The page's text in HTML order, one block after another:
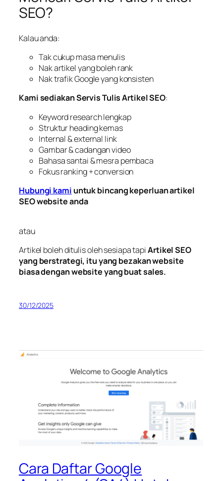
SEO?
Kalau anda:
Tak cukup masa menulis
Nak artikel yang boleh rank
Nak trafik Google yang konsisten
Kami sediakan Servis Tulis Artikel SEO:
Keyword research lengkap
Struktur heading kemas
Internal & external link
Gambar & cadangan video
Bahasa santai & mesra pembaca
Fokus ranking + conversion
Hubungi kami untuk bincang keperluan artikel
SEO website anda
atau
Artikel boleh ditulis oleh sesiapa tapiArtikel SEO
yang berstrategi, itu yang bezakan website
biasa dengan website yang buat sales.
30/12/2025
Cara Daftar Google